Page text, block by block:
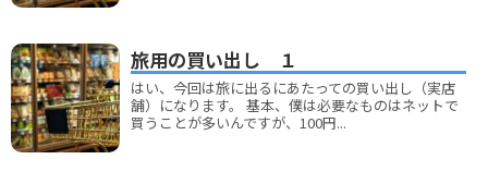
旅用の買い出し １
はい、今回は旅に出るにあたっての買い出し（実店
舗）になります。 基本、僕は必要なものはネットで
買うことが多いんですが、100円...